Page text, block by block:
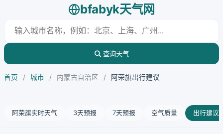
bfabyk天气网
查询天气
首页 / 城市 / 内蒙古自治区 / 阿荣旗出行建议
阿荣旗实时天气 3天预报 7天预报 空气质量 出行建议